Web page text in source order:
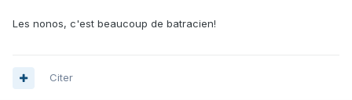
Les nonos, c'est beaucoup de batracien!
Citer